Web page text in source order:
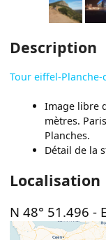
Description
Tour eiffel-
Image libre
mètres.
Planches.
Détail de la
Localisation
N 48° 51.496 -